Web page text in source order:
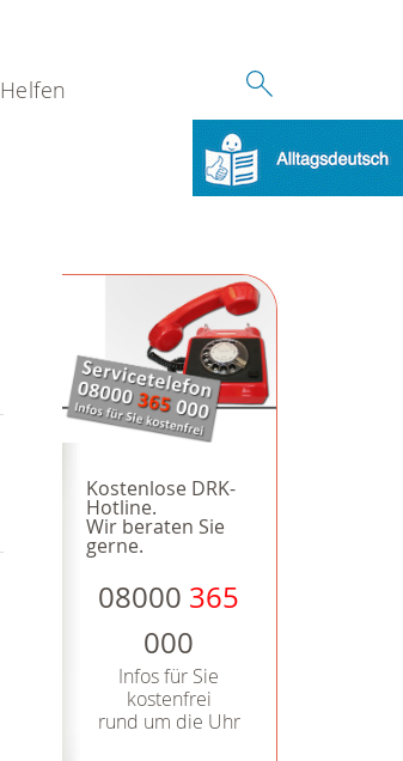
Helfen
Kostenlose DRK-
Hotline.
Wir beraten Sie
gerne.
08000 365
000
Infos für Sie
kostenfrei
rund um die Uhr